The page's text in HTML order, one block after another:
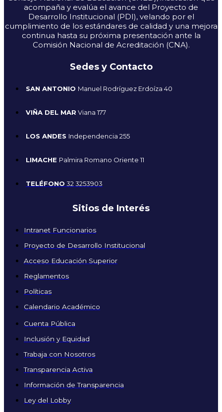
acompaña y evalúa el avance del Proyecto de
Desarrollo Institucional (PDI), velando por el
cumplimiento de los estándares de calidad y una mejora
continua hasta su próxima presentación ante la
Comisión Nacional de Acreditación (CNA).
Sedes y Contacto
SAN ANTONIO Manuel Rodríguez Erdoíza 40
VIÑA DEL MAR Viana 177
LOS ANDES Independencia 255
LIMACHE Palmira Romano Oriente 11
TELÉFONO 32 3253903
Sitios de Interés
Intranet Funcionarios
Proyecto de Desarrollo Institucional
Acceso Educación Superior
Reglamentos
Políticas
Calendario Académico
Cuenta Pública
Inclusión y Equidad
Trabaja con Nosotros
Transparencia Activa
Información de Transparencia
Ley del Lobby